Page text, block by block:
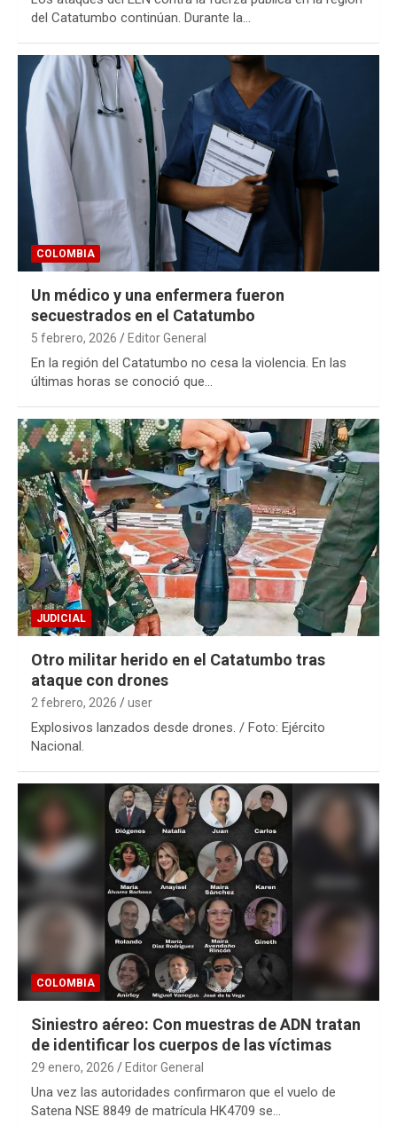
del Catatumbo continúan. Durante la…
COLOMBIA
Un médico y una enfermera fueron
secuestrados en el Catatumbo
5 febrero, 2026 Editor General
En la región del Catatumbo no cesa la violencia. En las
últimas horas se conoció que…
JUDICIAL
Otro militar herido en el Catatumbo tras
ataque con drones
2 febrero, 2026 user
Explosivos lanzados desde drones. / Foto: Ejército
Nacional.
COLOMBIA
Siniestro aéreo: Con muestras de ADN tratan
de identificar los cuerpos de las víctimas
29 enero, 2026 Editor General
Una vez las autoridades confirmaron que el vuelo de
Satena NSE 8849 de matrícula HK4709 se…